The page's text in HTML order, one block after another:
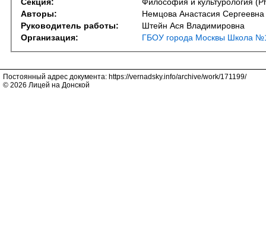
Авторы:
Немцова Анастасия Сергеевна
Руководитель работы:
Штейн Ася Владимировна
Организация:
ГБОУ города Москвы Школа
Постоянный адрес документа: https://vernadsky.info/archive/work/171199/
© 2026 Лицей на Донской